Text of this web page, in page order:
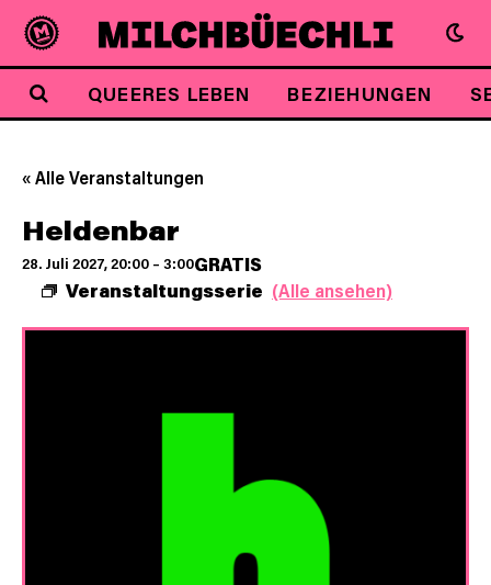
QUEERES LEBEN BEZIEHUNGEN
« Alle Veranstaltungen
Heldenbar
28. Juli 2027, 20:00 – 3:00
Veranstaltungsserie (Alle ansehen)
GRATIS